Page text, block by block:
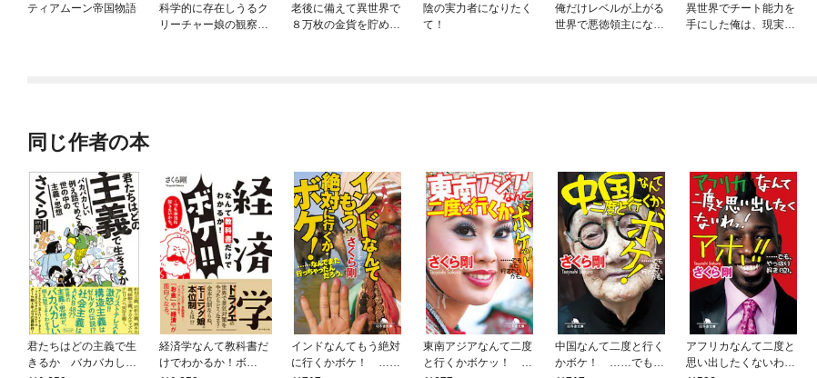
ティアムーン帝国物語
科学的に存在しうるク
リーチャー娘の観察日
老後に備えて異世界で
８万枚の金貨を貯めま
陰の実力者になりたく
て！
俺だけレベルが上がる
世界で悪徳領主になっ
異世界でチート能力を
手にした俺は、現実世
同じ作者の本
君たちはどの主義で生
きるか バカバカしい
経済学なんて教科書だ
けでわかるか！ボ
インドなんてもう絶対
に行くかボケ！ ……
東南アジアなんて二度
と行くかボケッ！
中国なんて二度と行く
かボケ！ ……でもま
アフリカなんて二度と
思い出したくないわ